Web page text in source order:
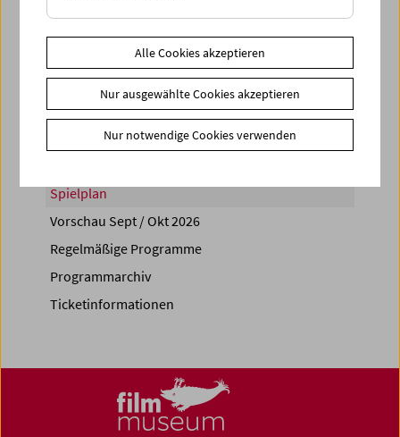
Share on
Spielplan
Vorschau Sept / Okt 2026
Regelmäßige Programme
Programmarchiv
Ticketinformationen
Alle Cookies akzeptieren
Nur ausgewählte Cookies akzeptieren
Nur notwendige Cookies verwenden